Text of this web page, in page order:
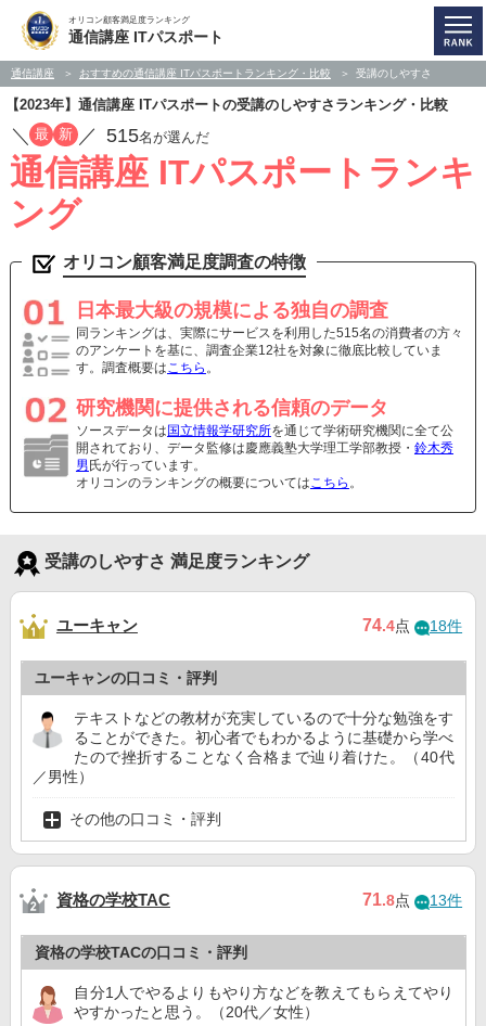
オリコン顧客満足度ランキング
通信講座 ITパスポート
通信講座 おすすめの通信講座 ITパスポートランキング・比較 受講のしやすさ
【2023年】通信講座 ITパスポートの受講のしやすさランキング・比較
／ 最 新 ／ 515名が選んだ
通信講座 ITパスポートランキ
ング
オリコン顧客満足度調査の特徴
日本最大級の規模による独自の調査
同ランキングは、実際にサービスを利用した515名の消費者の方々
のアンケートを基に、調査企業12社を対象に徹底比較していま
す。調査概要はこちら 。
研究機関に提供される信頼のデータ
ソースデータは 国立情報学研究所を通じて学術研究機関に全て公
開されており、データ監修は慶應義塾大学理工学部教授・ 鈴木秀
男 氏が行っています。
オリコンのランキングの概要についてはこちら 。
受講のしやすさ 満足度ランキング
ユーキャン 74.4点 18件
ユーキャンの口コミ・評判
テキストなどの教材が充実しているので十分な勉強をす
ることができた。初心者でもわかるように基礎から学べ
たので挫折することなく合格まで辿り着けた。（40代
／男性）
その他の口コミ・評判
資格の学校TAC 71.8点 13件
資格の学校TACの口コミ・評判
自分1人でやるよりもやり方などを教えてもらえてやり
やすかったと思う。（20代／女性）